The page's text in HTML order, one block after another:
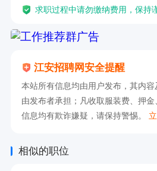
求职过程中请勿缴纳费用，保持
江安招聘网安全提醒
本站所有信息均由用户发布，其内
由发布者承担；凡收取服装费、押
信息均有欺诈嫌疑，请保持警惕。
相似的职位